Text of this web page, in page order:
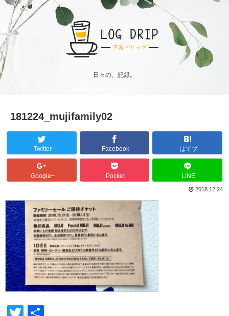
日々の、記録。
181224_mujifamily02
Twitter Facebook はてブ
Google+ Pocket LINE
2018.12.24